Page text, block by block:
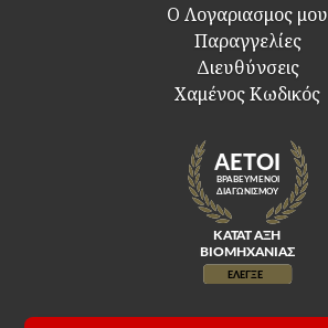
Ο Λογαριασμος μου
Παραγγελίες
Διευθύνσεις
Χαμένος Κωδικός